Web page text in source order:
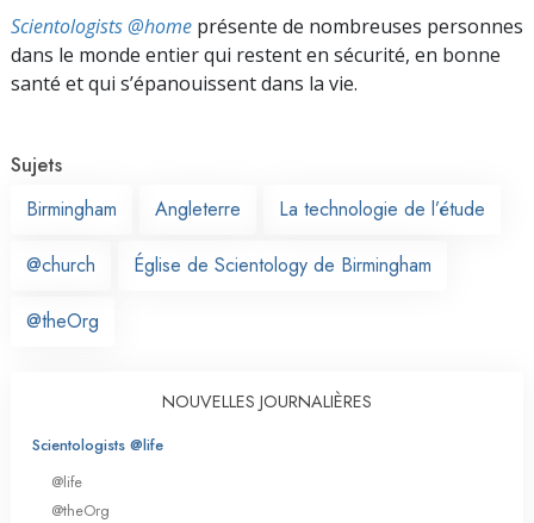
Scientologists @home présente de nombreuses personnes
dans le monde entier qui restent en sécurité, en bonne
santé et qui s’épanouissent dans la vie.
Sujets
Birmingham
Angleterre La technologie de l’étude
@church Église de Scientology de Birmingham
@theOrg
NOUVELLES JOURNALIÈRES
Scientologists @life
@life
@theOrg